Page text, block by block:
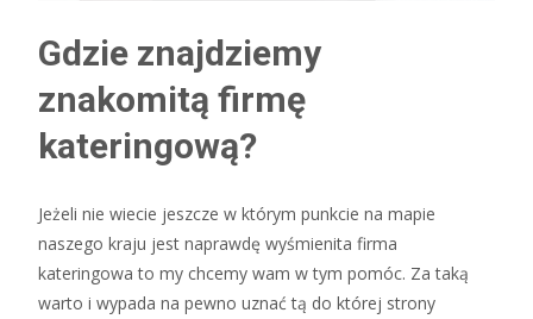
Gdzie znajdziemy
znakomitą firmę
kateringową?
Jeżeli nie wiecie jeszcze w którym punkcie na mapie
naszego kraju jest naprawdę wyśmienita firma
kateringowa to my chcemy wam w tym pomóc. Za taką
warto i wypada na pewno uznać tą do której strony